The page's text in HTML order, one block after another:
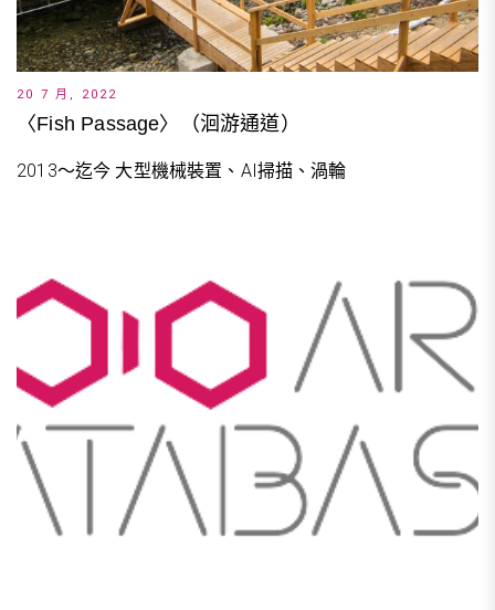
20 7 月, 2022
〈Fish Passage〉（洄游通道）
2013～迄今 大型機械裝置、AI掃描、渦輪